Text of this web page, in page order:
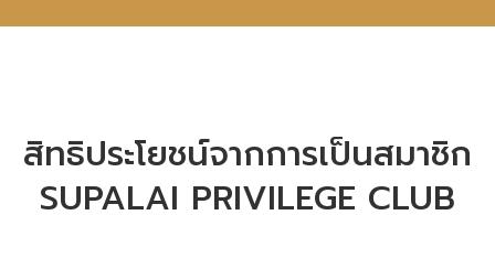
สิทธิประโยชน์จากการเป็นสมาชิก
SUPALAI PRIVILEGE CLUB